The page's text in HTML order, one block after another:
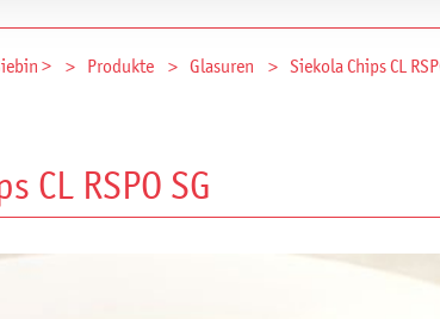
> Produkte Glasuren Siekola Chips CL
CL RSPO SG